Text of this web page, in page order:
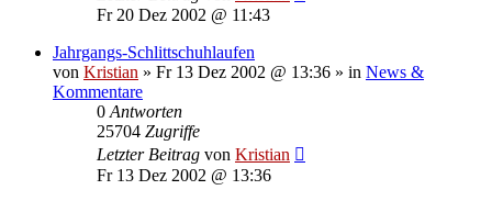
Fr 20 Dez 2002 @ 11:43
Jahrgangs-Schlittschuhlaufen
von Kristian » Fr 13 Dez 2002 @ 13:36 » in News &
Kommentare
0 Antworten
25704 Zugriffe
Letzter Beitrag von Kristian
Fr 13 Dez 2002 @ 13:36